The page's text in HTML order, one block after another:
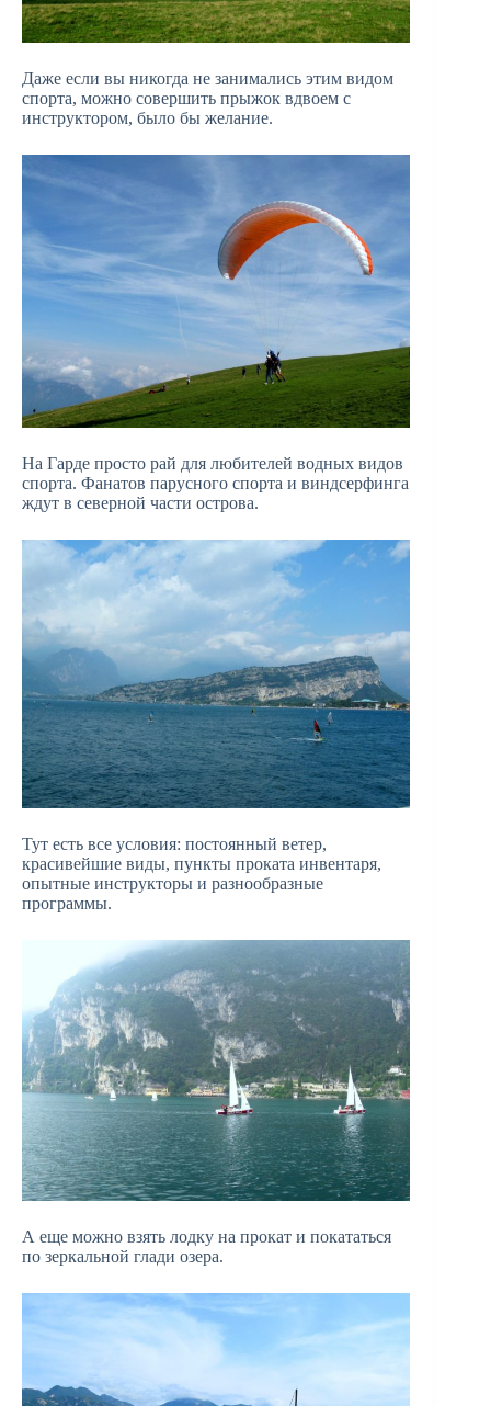
Даже если вы никогда не занимались этим видом
спорта, можно совершить прыжок вдвоем с
инструктором, было бы желание.
На Гарде просто рай для любителей водных видов
спорта. Фанатов парусного спорта и виндсерфинга
ждут в северной части острова.
Тут есть все условия: постоянный ветер,
красивейшие виды, пункты проката инвентаря,
опытные инструкторы и разнообразные
программы.
А еще можно взять лодку на прокат и покататься
по зеркальной глади озера.